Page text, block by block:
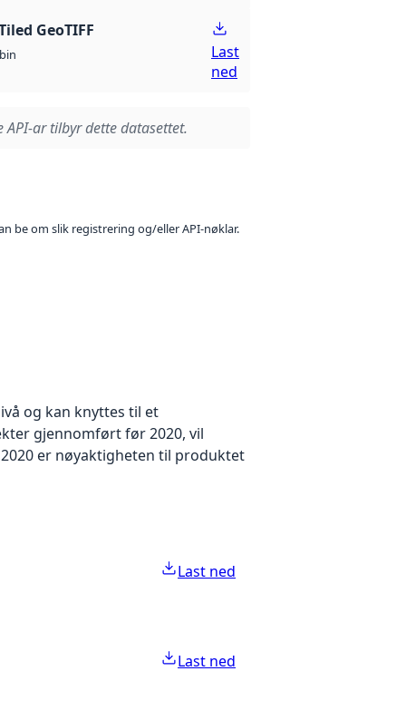
GeoTIFF
bin
Last
ned
API-ar tilbyr dette datasettet.
be om slik registrering og/eller API-nøklar.
og kan knyttes til et
gjennomført før 2020, vil
er nøyaktigheten til produktet
Last ned
Last ned